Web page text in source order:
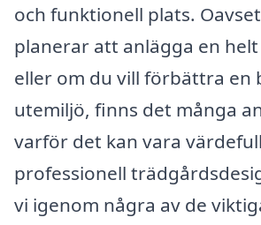
och funktionell plats.
planerar att anlägga en
eller om du vill förbättra en
utemiljö, finns det många
varför det kan vara
professionell
vi igenom några av de